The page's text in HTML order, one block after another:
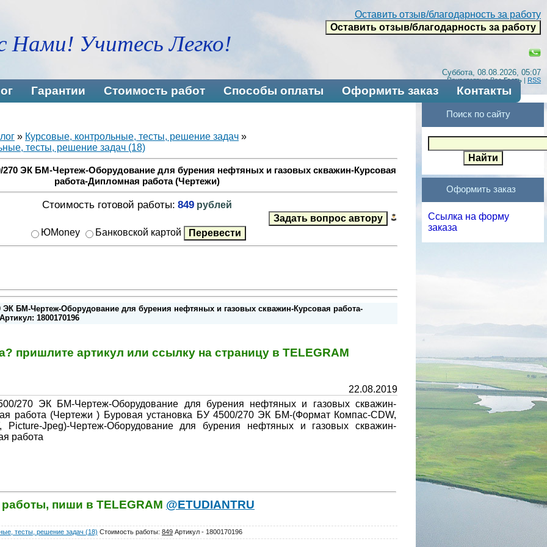
Оставить отзыв/благодарность за работу
Суббота, 08.08.2026, 05:07
Приветствую Вас Гость | RSS
Нами! Учитесь Легко!
Гарантии Стоимость работ Способы оплаты Оформить заказ Контакты
» Курсовые, контрольные, тесты, решение задач »
тесты, решение задач (18)
270 ЭК БМ-Чертеж-Оборудование для бурения нефтяных и газовых скважин-Курсовая
работа-Дипломная работа (Чертежи)
Стоимость готовой работы: 849 рублей
ЮMoney Банковской картой
ЭК БМ-Чертеж-Оборудование для бурения нефтяных и газовых скважин-Курсовая работа-
1800170196
пришлите артикул или ссылку на страницу в TELEGRAM
22.08.2019
270 ЭК БМ-Чертеж-Оборудование для бурения нефтяных и газовых скважин-
работа (Чертежи ) Буровая установка БУ 4500/270 ЭК БМ-(Формат Компас-CDW,
Picture-Jpeg)-Чертеж-Оборудование для бурения нефтяных и газовых скважин-
работа
пиши в TELEGRAM @ETUDIANTRU
тесты, решение задач (18) Стоимость работы: 849 Артикул - 1800170196
Поиск по сайту
Оформить заказ
Ссылка на форму
заказа